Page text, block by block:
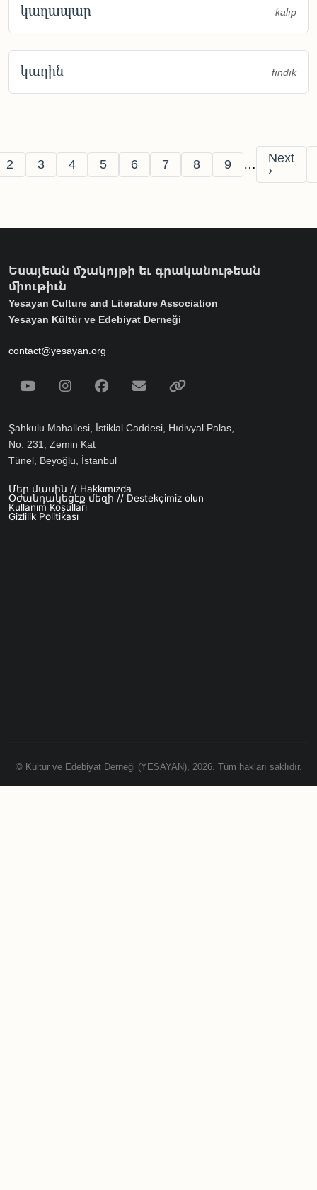
կաղապար kalıp
կաղին fındık
Pagination
Page
2 Page
3 Page
4 Page
5 Page
6 Page
7 Page
8 Page
9 … Next
Next
›
Եսայեան մշակոյթի եւ գրականութեան
միութիւն
Yesayan Culture and Literature Association
Yesayan Kültür ve Edebiyat Derneği
contact@yesayan.org
Social Media
YoutubeInstagramFacebook
Email
Şahkulu Mahallesi, İstiklal Caddesi, Hıdivyal Palas,
No: 231, Zemin Kat
Tünel, Beyoğlu, İstanbul
Footer menu
Մեր մասին // Hakkımızda
Օժանդակեցէք մեզի // Destekçimiz olun
Kullanım Koşulları
Gizlilik Politikası
© Kültür ve Edebiyat Derneği (YESAYAN), 2026. Tüm hakları saklıdır.